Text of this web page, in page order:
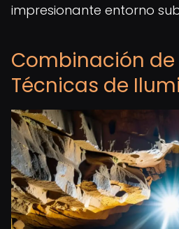
impresionante entorno
Combinación de
Técnicas de